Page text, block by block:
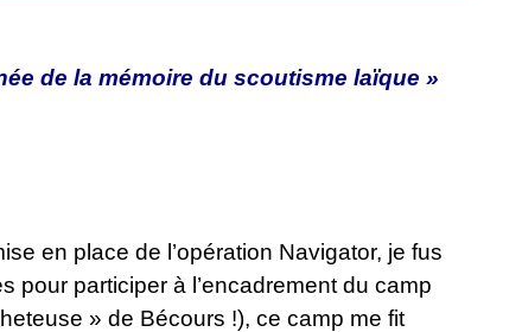
de la mémoire du scoutisme laïque »
en place de l’opération Navigator, je fus
pour participer à l’encadrement du camp
» de Bécours !), ce camp me fit